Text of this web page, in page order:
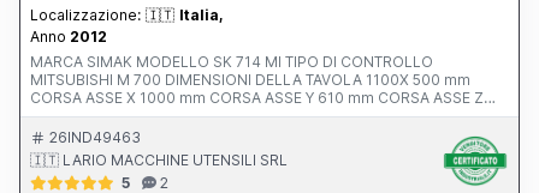
Localizzazione: 🇮🇹 Italia,
Anno 2012
MARCA SIMAK MODELLO SK 714 MI TIPO DI CONTROLLO
MITSUBISHI M 700 DIMENSIONI DELLA TAVOLA 1100X 500 mm
CORSA ASSE X 1000 mm CORSA ASSE Y 610 mm CORSA ASSE Z
550 mm AVANZAMENTO RAPIDO ASSI X-Y-Z ATTACCO MANDRINO
POTENZA MOTORE MANDRINO 10.0000 rpm ANNO V MACCHINA
CE 2012 INGOMBRI 2100x2400x2500 mm PESO 5500 kg
ACCESSORI NOTE ALTA PRESSIONE 20 BAR
26IND49463
🇮🇹 LARIO MACCHINE UTENSILI SRL
5
2